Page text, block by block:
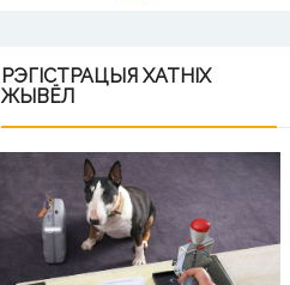
РЭГІСТРАЦЫЯ ХАТНІХ
ЖЫВЁЛ